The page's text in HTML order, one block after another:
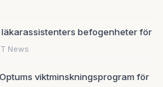
befogenheter för
News
viktminskningsprogram för